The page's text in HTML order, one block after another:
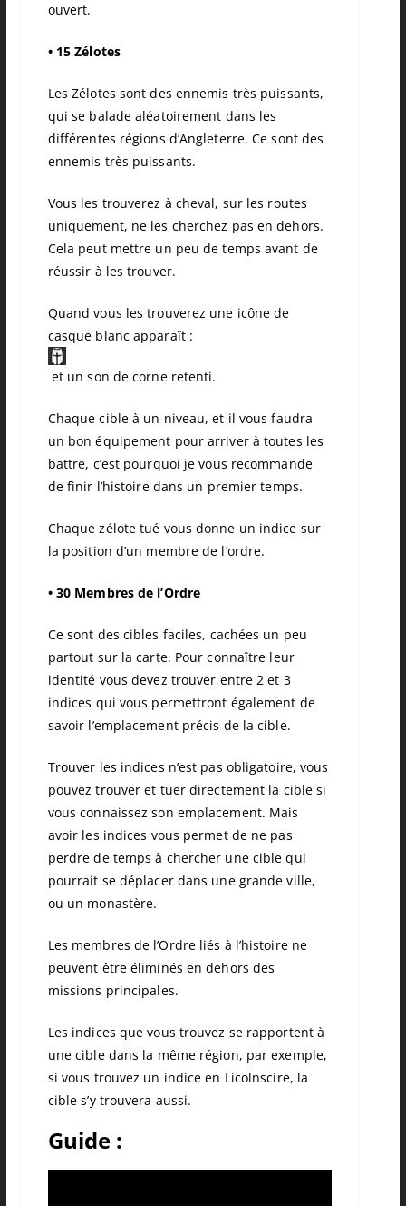
ouvert.
• 15 Zélotes
Les Zélotes sont des ennemis très puissants,
qui se balade aléatoirement dans les
différentes régions d’Angleterre. Ce sont des
ennemis très puissants.
Vous les trouverez à cheval, sur les routes
uniquement, ne les cherchez pas en dehors.
Cela peut mettre un peu de temps avant de
réussir à les trouver.
Quand vous les trouverez une icône de
casque blanc apparaît :
et un son de corne retenti.
Chaque cible à un niveau, et il vous faudra
un bon équipement pour arriver à toutes les
battre, c’est pourquoi je vous recommande
de finir l’histoire dans un premier temps.
Chaque zélote tué vous donne un indice sur
la position d’un membre de l’ordre.
• 30 Membres de l’Ordre
Ce sont des cibles faciles, cachées un peu
partout sur la carte. Pour connaître leur
identité vous devez trouver entre 2 et 3
indices qui vous permettront également de
savoir l’emplacement précis de la cible.
Trouver les indices n’est pas obligatoire, vous
pouvez trouver et tuer directement la cible si
vous connaissez son emplacement. Mais
avoir les indices vous permet de ne pas
perdre de temps à chercher une cible qui
pourrait se déplacer dans une grande ville,
ou un monastère.
Les membres de l’Ordre liés à l’histoire ne
peuvent être éliminés en dehors des
missions principales.
Les indices que vous trouvez se rapportent à
une cible dans la même région, par exemple,
si vous trouvez un indice en Licolnscire, la
cible s’y trouvera aussi.
Guide :